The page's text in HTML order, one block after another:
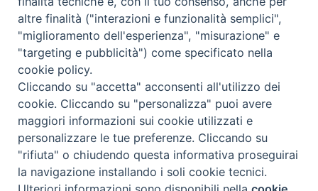
Orario di segreteria
Lunedì 17.30-19.30
Martedì 17.30-19.30
Mercoledì 17.30-19.30
Giovedì 17.30-19.30
Venerdì chiuso
Sabato 9.30-11.30
Privacy e sicurezza
altre finalità ("interazioni e funzionalità semplici",
"miglioramento dell'esperienza", "misurazione" e
"targeting e pubblicità") come specificato nella
cookie policy.
Cliccando su "accetta" acconsenti all'utilizzo dei
cookie. Cliccando su "personalizza" puoi avere
maggiori informazioni sui cookie utilizzati e
personalizzare le tue preferenze. Cliccando su
"rifiuta" o chiudendo questa informativa proseguirai
la navigazione installando i soli cookie tecnici.